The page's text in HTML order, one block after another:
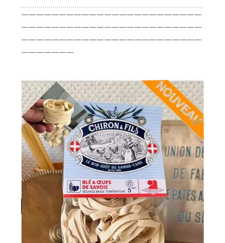
————————————————————————
————————————————————————
————————————————————————
———————